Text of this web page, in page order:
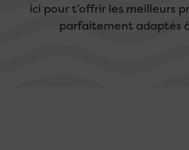
ici pour t’offrir les meilleurs
parfaitement adaptés